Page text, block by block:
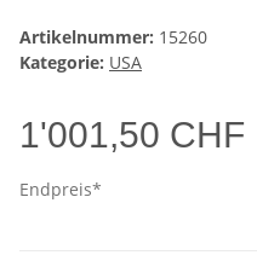
Artikelnummer: 15260
Kategorie: USA
1'001,50 CHF
Endpreis*